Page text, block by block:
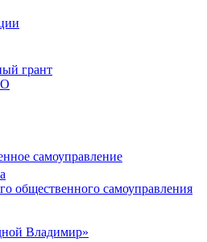
грант
самоуправление
общественного самоуправления
Владимир»